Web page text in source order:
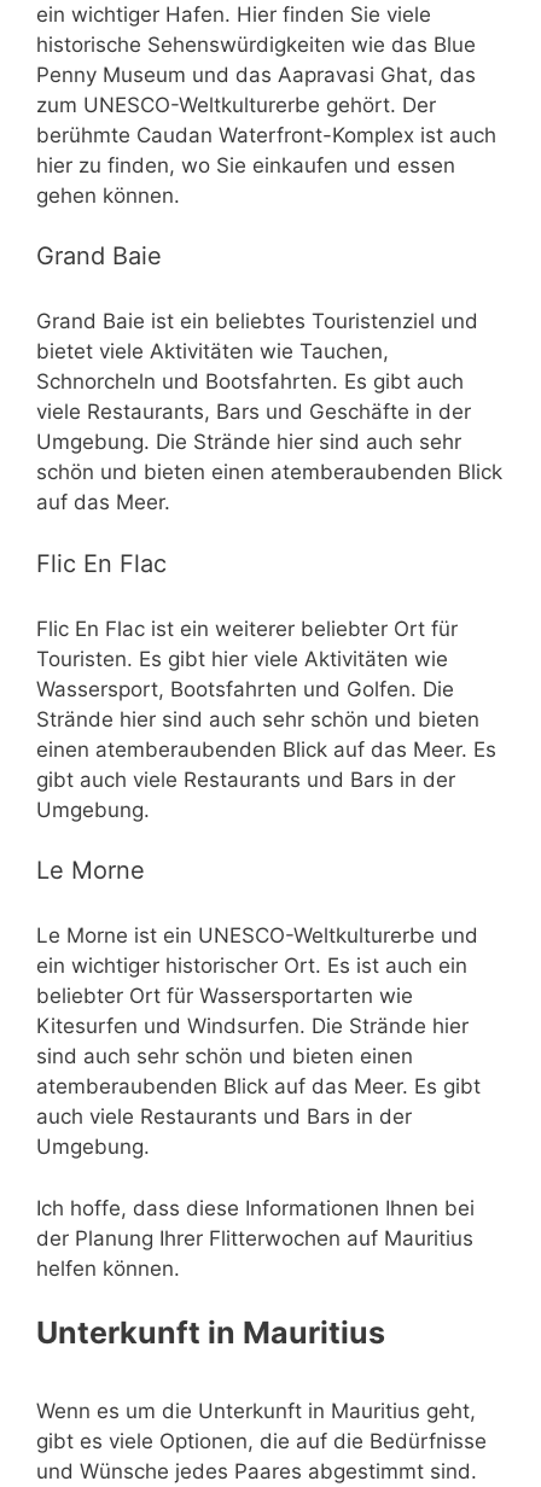
ein wichtiger Hafen. Hier finden Sie viele
historische Sehenswürdigkeiten wie das Blue
Penny Museum und das Aapravasi Ghat, das
zum UNESCO-Weltkulturerbe gehört. Der
berühmte Caudan Waterfront-Komplex ist auch
hier zu finden, wo Sie einkaufen und essen
gehen können.
Grand Baie
Grand Baie ist ein beliebtes Touristenziel und
bietet viele Aktivitäten wie Tauchen,
Schnorcheln und Bootsfahrten. Es gibt auch
viele Restaurants, Bars und Geschäfte in der
Umgebung. Die Strände hier sind auch sehr
schön und bieten einen atemberaubenden Blick
auf das Meer.
Flic En Flac
Flic En Flac ist ein weiterer beliebter Ort für
Touristen. Es gibt hier viele Aktivitäten wie
Wassersport, Bootsfahrten und Golfen. Die
Strände hier sind auch sehr schön und bieten
einen atemberaubenden Blick auf das Meer. Es
gibt auch viele Restaurants und Bars in der
Umgebung.
Le Morne
Le Morne ist ein UNESCO-Weltkulturerbe und
ein wichtiger historischer Ort. Es ist auch ein
beliebter Ort für Wassersportarten wie
Kitesurfen und Windsurfen. Die Strände hier
sind auch sehr schön und bieten einen
atemberaubenden Blick auf das Meer. Es gibt
auch viele Restaurants und Bars in der
Umgebung.
Ich hoffe, dass diese Informationen Ihnen bei
der Planung Ihrer Flitterwochen auf Mauritius
helfen können.
Unterkunft in Mauritius
Wenn es um die Unterkunft in Mauritius geht,
gibt es viele Optionen, die auf die Bedürfnisse
und Wünsche jedes Paares abgestimmt sind.